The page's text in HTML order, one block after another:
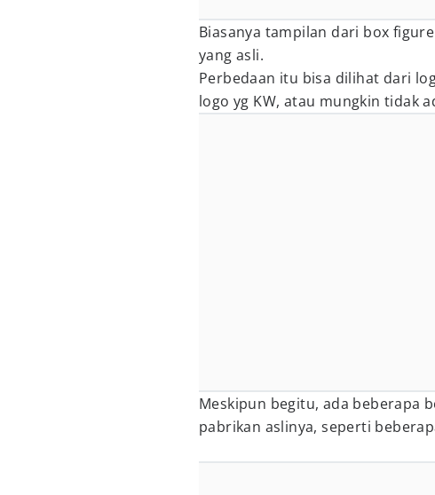
Biasanya tampilan dari box
yang asli.
Perbedaan itu bisa dilihat dari
logo yg KW, atau mungkin tidak
Meskipun begitu, ada beberapa
pabrikan aslinya, seperti